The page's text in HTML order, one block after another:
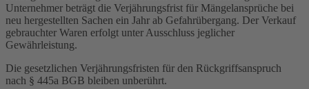
Unternehmer beträgt die Verjährungsfrist für Mängelansprüche bei
neu hergestellten Sachen ein Jahr ab Gefahrübergang. Der Verkauf
gebrauchter Waren erfolgt unter Ausschluss jeglicher
Gewährleistung.
Die gesetzlichen Verjährungsfristen für den Rückgriffsanspruch
nach § 445a BGB bleiben unberührt.